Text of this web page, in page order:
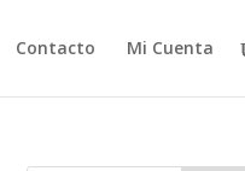
Contacto Mi Cuenta